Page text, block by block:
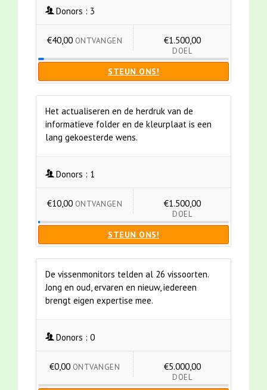
Donors : 3
€40,00 ONTVANGEN €1.500,00
DOEL
STEUN ONS!
Het actualiseren en de herdruk van de
informatieve folder en de kleurplaat is een
lang gekoesterde wens.
Donors : 1
€10,00 ONTVANGEN €1.500,00
DOEL
STEUN ONS!
De vissenmonitors telden al 26 vissoorten.
Jong en oud, ervaren en nieuw, iedereen
brengt eigen expertise mee.
Donors : 0
€0,00 ONTVANGEN €5.000,00
DOEL